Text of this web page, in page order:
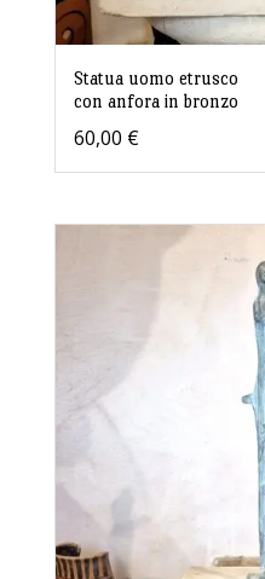
Statua uomo etrusco
con anfora in bronzo
60,00 €